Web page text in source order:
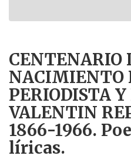
CENTENARIO
NACIMIENTO
PERIODISTA Y
VALENTIN
1866-1966.
líricas.